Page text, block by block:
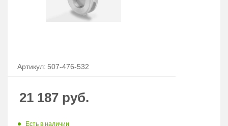
Артикул: 507-476-532
21 187 руб.
Есть в наличии